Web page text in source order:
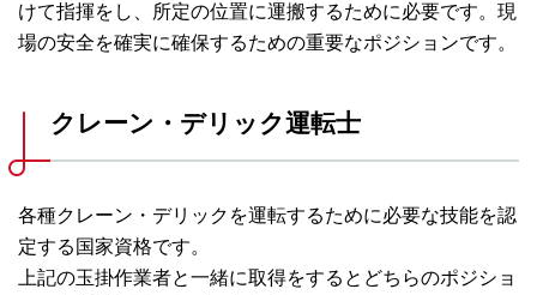
けて指揮をし、所定の位置に運搬するために必要です。現
場の安全を確実に確保するための重要なポジションです。
クレーン・デリック運転士
各種クレーン・デリックを運転するために必要な技能を認
定する国家資格です。
上記の玉掛作業者と一緒に取得をするとどちらのポジショ